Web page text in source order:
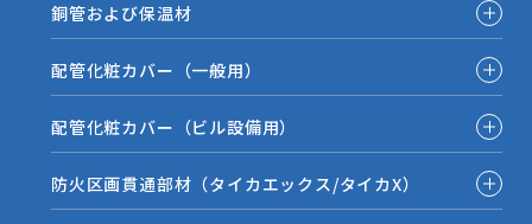
銅管および保温材
配管化粧カバー（一般用）
配管化粧カバー（ビル設備用）
防火区画貫通部材（タイカエックス/タイカX）